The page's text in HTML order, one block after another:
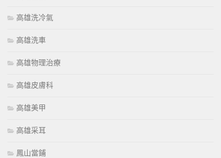
高雄洗冷氣
高雄洗車
高雄物理治療
高雄皮膚科
高雄美甲
高雄采耳
鳳山當鋪